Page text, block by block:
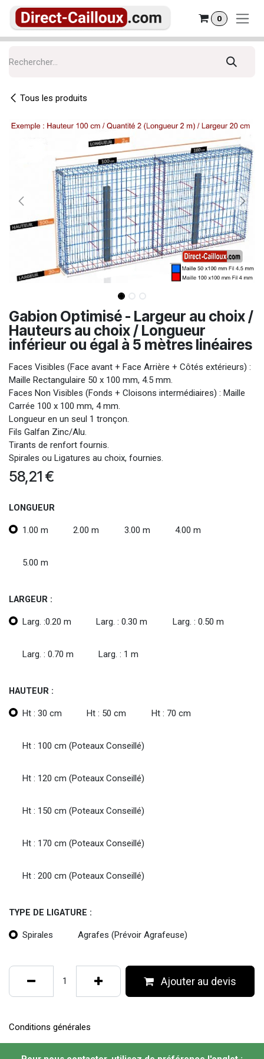
Se rendre au contenu
0
Tous les produits
Gabion Optimisé - Largeur au choix /
Hauteurs au choix / Longueur
inférieur ou égal à 5 mètres linéaires
Faces Visibles (Face avant + Face Arrière + Côtés extérieurs) :
Maille Rectangulaire 50 x 100 mm, 4.5 mm.
Faces Non Visibles (Fonds + Cloisons intermédiaires) : Maille
Carrée 100 x 100 mm, 4 mm.
Longueur en un seul 1 tronçon.
Fils Galfan Zinc/Alu.
Tirants de renfort fournis.
Spirales ou Ligatures au choix, fournies.
58,21 €
LONGUEUR
1.00 m 2.00 m 3.00 m 4.00 m
5.00 m
LARGEUR :
Larg. :0.20 m Larg. : 0.30 m Larg. : 0.50 m
Larg. : 0.70 m Larg. : 1 m
HAUTEUR :
Ht : 30 cm Ht : 50 cm Ht : 70 cm
Ht : 100 cm (Poteaux Conseillé)
Ht : 120 cm (Poteaux Conseillé)
Ht : 150 cm (Poteaux Conseillé)
Ht : 170 cm (Poteaux Conseillé)
Ht : 200 cm (Poteaux Conseillé)
TYPE DE LIGATURE :
Spirales Agrafes (Prévoir Agrafeuse)
Ajouter au devis
Conditions générales